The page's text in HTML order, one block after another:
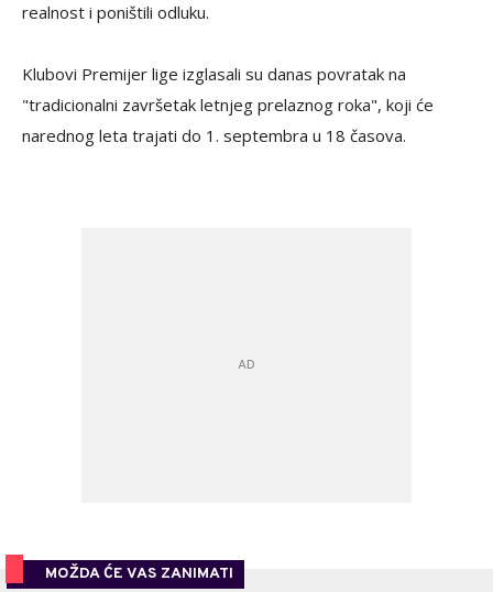
realnost i poništili odluku.
Klubovi Premijer lige izglasali su danas povratak na
"tradicionalni završetak letnjeg prelaznog roka", koji će
narednog leta trajati do 1. septembra u 18 časova.
MOŽDA ĆE VAS ZANIMATI